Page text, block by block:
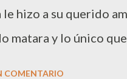
le hizo a su querido
matara y lo único
COMENTARIO